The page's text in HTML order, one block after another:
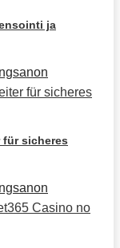
ja
für sicheres